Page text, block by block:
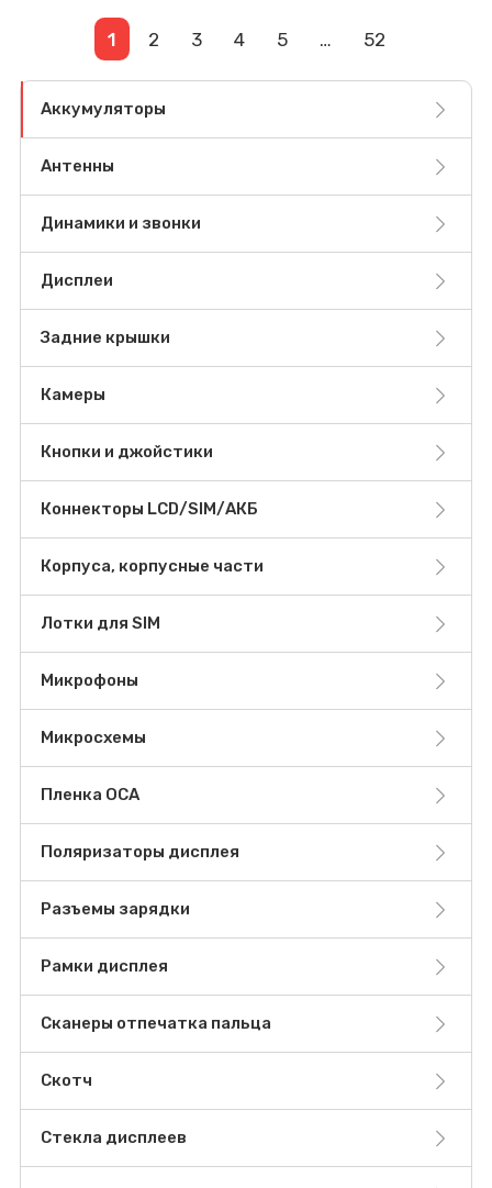
1 2 3 4 5 … 52
Аккумуляторы
Антенны
Динамики и звонки
Дисплеи
Задние крышки
Камеры
Кнопки и джойстики
Коннекторы LCD/SIM/АКБ
Корпуса, корпусные части
Лотки для SIM
Микрофоны
Микросхемы
Пленка OCA
Поляризаторы дисплея
Разъемы зарядки
Рамки дисплея
Сканеры отпечатка пальца
Скотч
Стекла дисплеев